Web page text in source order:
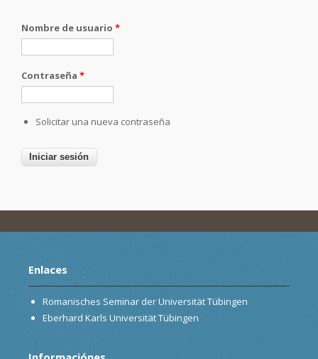
Nombre de usuario *
Contraseña *
Solicitar una nueva contraseña
Enlaces
Romanisches Seminar der Universität Tübingen
Eberhard Karls Universität Tübingen